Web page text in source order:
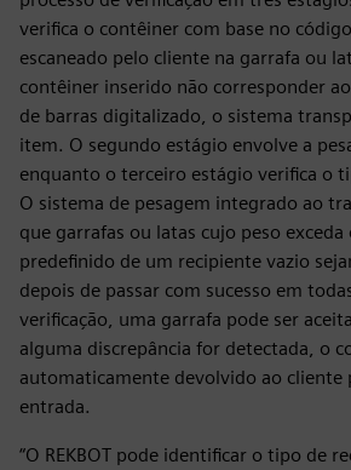
verifica o contêiner com base no
escaneado pelo cliente na garrafa ou
contêiner inserido não corresponder
de barras digitalizado, o sistema
item. O segundo estágio envolve a
enquanto o terceiro estágio verifica o
O sistema de pesagem integrado ao
que garrafas ou latas cujo peso
predefinido de um recipiente vazio
depois de passar com sucesso em
verificação, uma garrafa pode ser aceita
alguma discrepância for detectada, o
automaticamente devolvido ao cliente
entrada.
“O REKBOT pode identificar o tipo de